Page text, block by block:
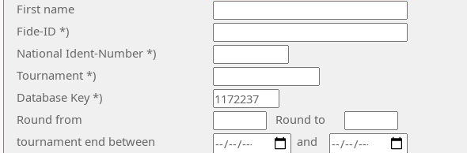
First name
Fide-ID *)
National Ident-Number *)
Tournament *)
Database Key *)
Round from
Round to
tournament end between
and